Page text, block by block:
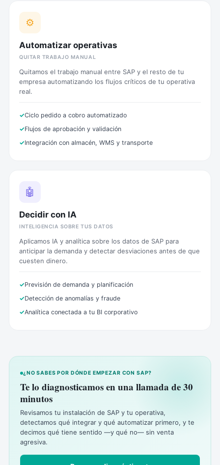
⚙️
Automatizar operativas
QUITAR TRABAJO MANUAL
Quitamos el trabajo manual entre SAP y el resto de tu
empresa automatizando los flujos críticos de tu operativa
real.
Ciclo pedido a cobro automatizado
Flujos de aprobación y validación
Integración con almacén, WMS y transporte
🤖
Decidir con IA
INTELIGENCIA SOBRE TUS DATOS
Aplicamos IA y analítica sobre los datos de SAP para
anticipar la demanda y detectar desviaciones antes de que
cuesten dinero.
Previsión de demanda y planificación
Detección de anomalías y fraude
Analítica conectada a tu BI corporativo
¿NO SABES POR DÓNDE EMPEZAR CON SAP?
Te lo diagnosticamos en una llamada de 30
minutos
Revisamos tu instalación de SAP y tu operativa,
detectamos qué integrar y qué automatizar primero, y te
decimos qué tiene sentido —y qué no— sin venta
agresiva.